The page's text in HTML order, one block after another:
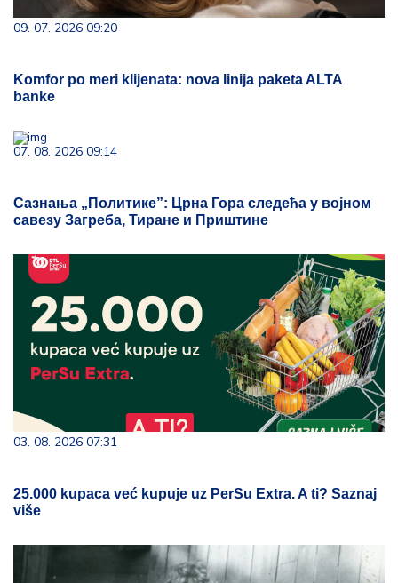
09. 07. 2026 09:20
Komfor po meri klijenata: nova linija paketa ALTA
banke
07. 08. 2026 09:14
Сазнања „Политике”: Црна Гора следећа у војном
савезу Загреба, Тиране и Приштине
03. 08. 2026 07:31
25.000 kupaca već kupuje uz PerSu Extra. A ti? Saznaj
više